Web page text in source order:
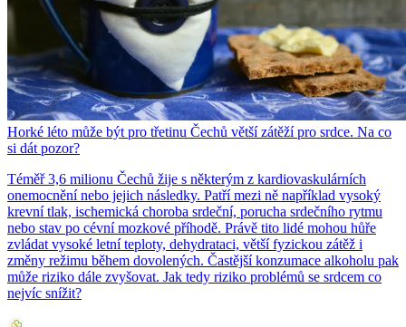
Horké léto může být pro třetinu Čechů větší zátěží pro srdce. Na co
si dát pozor?
Téměř 3,6 milionu Čechů žije s některým z kardiovaskulárních
onemocnění nebo jejich následky. Patří mezi ně například vysoký
krevní tlak, ischemická choroba srdeční, porucha srdečního rytmu
nebo stav po cévní mozkové příhodě. Právě tito lidé mohou hůře
zvládat vysoké letní teploty, dehydrataci, větší fyzickou zátěž i
změny režimu během dovolených. Častější konzumace alkoholu pak
může riziko dále zvyšovat. Jak tedy riziko problémů se srdcem co
nejvíc snížit?